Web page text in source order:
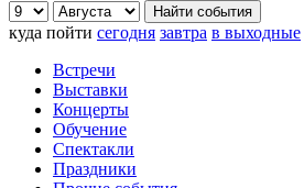
куда пойти сегодня завтра в выходные
Встречи
Выставки
Концерты
Обучение
Спектакли
Праздники